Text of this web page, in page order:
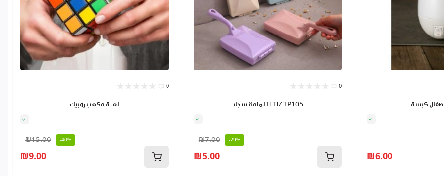
0
لعبة مكعب روبيك
₪15.00 -40%
₪9.00
0
لمامة سجاد TITIZ TP105
₪7.00 -29%
₪5.00 ₪6.00